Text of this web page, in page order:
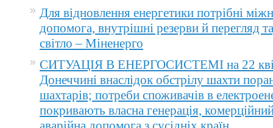
Для відновлення енергетики потрібні
допомога, внутрішні резерви й перегляд
світло – Міненерго
СИТУАЦІЯ В ЕНЕРГОСИСТЕМІ на 22
Донеччині внаслідок обстрілу шахти
шахтарів; потреби споживачів в
покривають власна генерація,